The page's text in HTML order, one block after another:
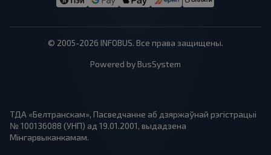
© 2005-2026 INFOBUS. Все права защищены.
Powered by BusSystem
ТДА «Белтранскам», Пасведчанне аб дзяржаўнай рэгістрацыі
№ 100136088 (УНП) ад 19.01.2001, выдадзена
Мінгарвыканкамам.